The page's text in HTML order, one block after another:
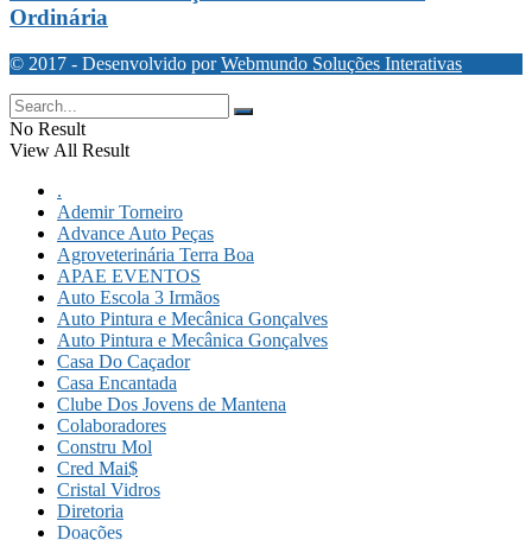
Ordinária
© 2017 - Desenvolvido porWebmundo Soluções Interativas
No Result
View All Result
.
Ademir Torneiro
Advance Auto Peças
Agroveterinária Terra Boa
APAE EVENTOS
Auto Escola 3 Irmãos
Auto Pintura e Mecânica Gonçalves
Auto Pintura e Mecânica Gonçalves
Casa Do Caçador
Casa Encantada
Clube Dos Jovens de Mantena
Colaboradores
Constru Mol
Cred Mai$
Cristal Vidros
Diretoria
Doações